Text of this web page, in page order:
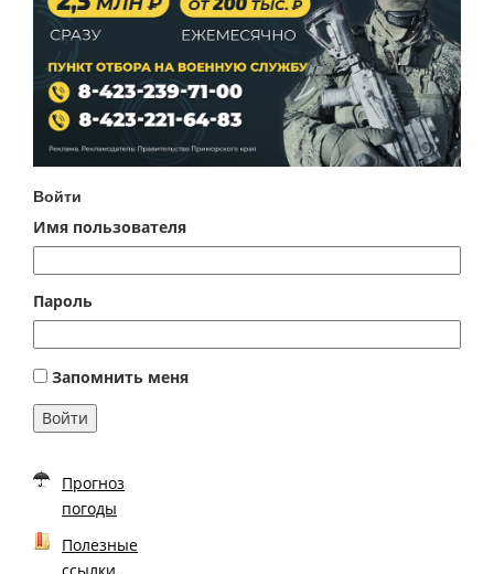
Войти
Имя пользователя
Пароль
Запомнить меня
Войти
Прогноз
погоды
Полезные